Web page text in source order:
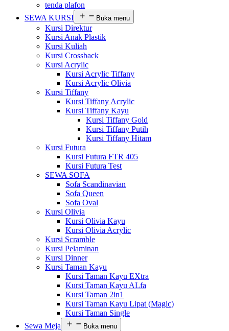
tenda plafon
SEWA KURSI
Buka menu
Kursi Direktur
Kursi Anak Plastik
Kursi Kuliah
Kursi Crossback
Kursi Acrylic
Kursi Acrylic Tiffany
Kursi Acrylic Olivia
Kursi Tiffany
Kursi Tiffany Acrylic
Kursi Tiffany Kayu
Kursi Tiffany Gold
Kursi Tiffany Putih
Kursi Tiffany Hitam
Kursi Futura
Kursi Futura FTR 405
Kursi Futura Test
SEWA SOFA
Sofa Scandinavian
Sofa Queen
Sofa Oval
Kursi Olivia
Kursi Olivia Kayu
Kursi Olivia Acrylic
Kursi Scramble
Kursi Pelaminan
Kursi Dinner
Kursi Taman Kayu
Kursi Taman Kayu EXtra
Kursi Taman Kayu ALfa
Kursi Taman 2in1
Kursi Taman Kayu Lipat (Magic)
Kursi Taman Single
Sewa Meja
Buka menu